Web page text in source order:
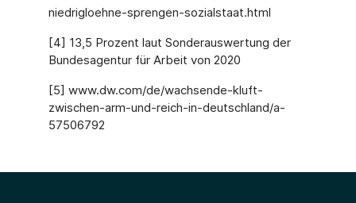
niedrigloehne-sprengen-sozialstaat.html
[4] 13,5 Prozent laut Sonderauswertung der
Bundesagentur für Arbeit von 2020
[5] www.dw.com/de/wachsende-kluft-
zwischen-arm-und-reich-in-deutschland/a-
57506792